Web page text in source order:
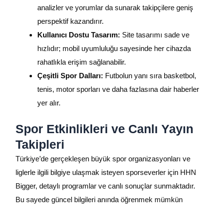
analizler ve yorumlar da sunarak takipçilere geniş
perspektif kazandırır.
Kullanıcı Dostu Tasarım: Site tasarımı sade ve
hızlıdır; mobil uyumluluğu sayesinde her cihazda
rahatlıkla erişim sağlanabilir.
Çeşitli Spor Dalları: Futbolun yanı sıra basketbol,
tenis, motor sporları ve daha fazlasına dair haberler
yer alır.
Spor Etkinlikleri ve Canlı Yayın
Takipleri
Türkiye’de gerçekleşen büyük spor organizasyonları ve
liglerle ilgili bilgiye ulaşmak isteyen sporseverler için HHN
Bigger, detaylı programlar ve canlı sonuçlar sunmaktadır.
Bu sayede güncel bilgileri anında öğrenmek mümkün